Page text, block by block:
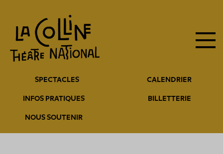
contenu
principal
entête
SPECTACLES CALENDRIER
INFOS PRATIQUES BILLETTERIE
NOUS SOUTENIR
principale